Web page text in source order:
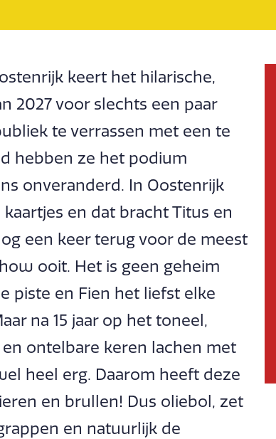
keert het hilarische,
2027 voor slechts een paar
te verrassen met een te
hebben ze het podium
onveranderd. In Oostenrijk
en dat bracht Titus en
een keer terug voor de meest
ooit. Het is geen geheim
piste en Fien het liefst elke
na 15 jaar op het toneel,
en ontelbare keren lachen met
heel erg. Daarom heeft deze
en brullen! Dus oliebol, zet
en natuurlijk de